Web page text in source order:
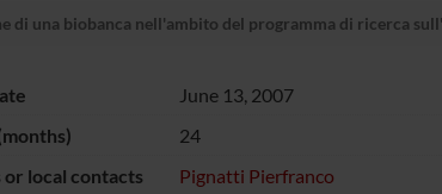
di una biobanca nell'ambito del programma di ricerca
June 13, 2007
24
or local contacts
Pignatti Pierfranco